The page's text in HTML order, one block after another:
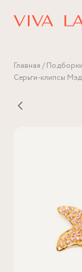
Главная Подборки
Серьги-клипсы